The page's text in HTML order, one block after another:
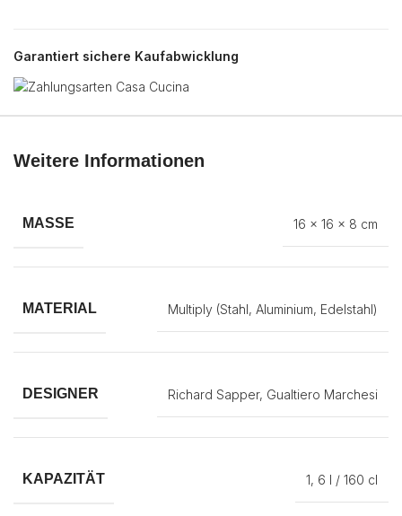
Garantiert sichere Kaufabwicklung
Weitere Informationen
MASSE 16 × 16 × 8 cm
MATERIAL Multiply (Stahl, Aluminium, Edelstahl)
DESIGNER Richard Sapper, Gualtiero Marchesi
KAPAZITÄT 1, 6 l / 160 cl